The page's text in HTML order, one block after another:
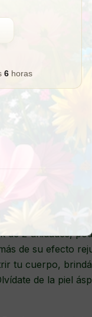
6 horas
EXFOLIANTE
que
para la
marca
Rostro y
una fórmula
exfoliante es la
exfoliantes suaves
y suciedad
los
de 2 unidades,
de su efecto
tu cuerpo,
de la piel